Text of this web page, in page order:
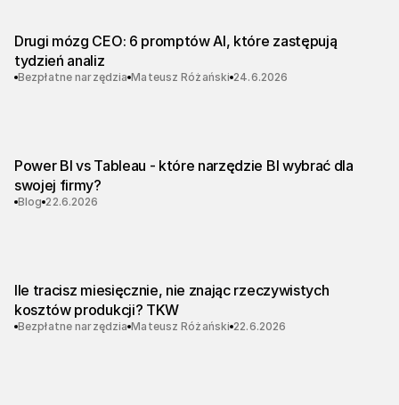
Drugi mózg CEO: 6 promptów AI, które zastępują
tydzień analiz
Bezpłatne narzędzia Mateusz Różański 24.6.2026
Power BI vs Tableau - które narzędzie BI wybrać dla
swojej firmy?
Blog 22.6.2026
Ile tracisz miesięcznie, nie znając rzeczywistych
kosztów produkcji? TKW
Bezpłatne narzędzia Mateusz Różański 22.6.2026